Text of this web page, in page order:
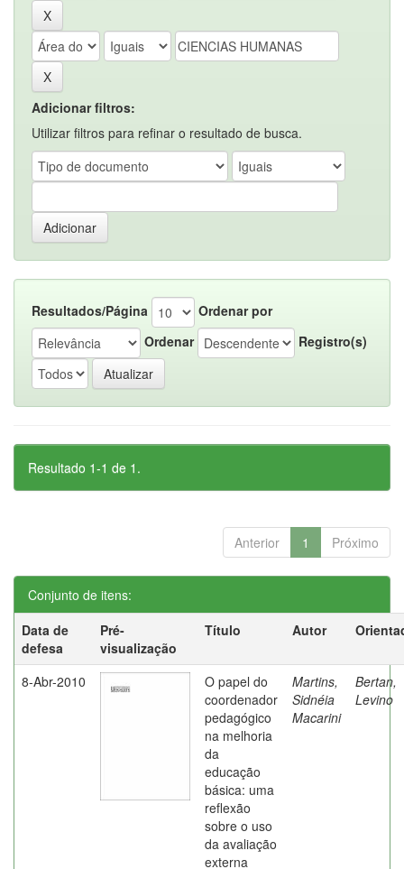
Adicionar filtros:
Utilizar filtros para refinar o resultado de busca.
Resultados/Página
Ordenar por
Ordenar
Registro(s)
Resultado 1-1 de 1.
Anterior 1 Próximo
Conjunto de itens:
Data de
defesa
Pré-
visualização
Título Autor
8-Abr-2010
O papel do
coordenador
pedagógico
na melhoria
da
educação
básica: uma
reflexão
sobre o uso
da avaliação
externa
Martins,
Sidnéia
Macarini
Bertan,
Levino